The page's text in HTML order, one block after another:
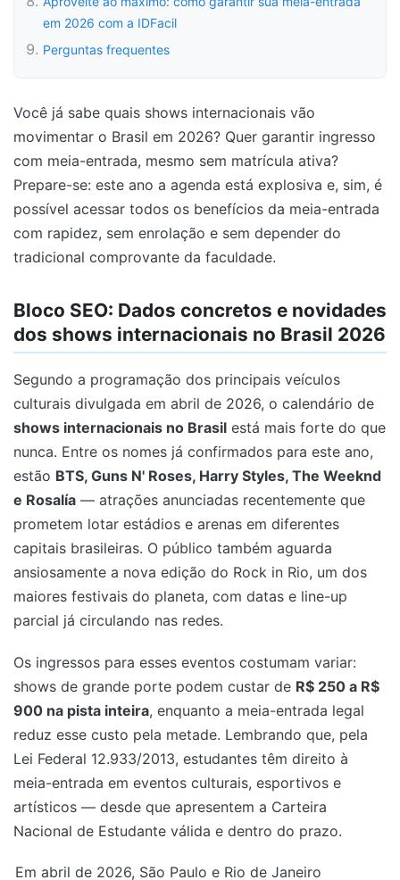
em 2026 com a IDFacil
Perguntas frequentes
Você já sabe quais shows internacionais vão
movimentar o Brasil em 2026? Quer garantir ingresso
com meia-entrada, mesmo sem matrícula ativa?
Prepare-se: este ano a agenda está explosiva e, sim, é
possível acessar todos os benefícios da meia-entrada
com rapidez, sem enrolação e sem depender do
tradicional comprovante da faculdade.
Bloco SEO: Dados concretos e novidades
dos shows internacionais no Brasil 2026
Segundo a programação dos principais veículos
culturais divulgada em abril de 2026, o calendário de
shows internacionais no Brasil está mais forte do que
nunca. Entre os nomes já confirmados para este ano,
estão BTS, Guns N' Roses, Harry Styles, The Weeknd
e Rosalía — atrações anunciadas recentemente que
prometem lotar estádios e arenas em diferentes
capitais brasileiras. O público também aguarda
ansiosamente a nova edição do Rock in Rio, um dos
maiores festivais do planeta, com datas e line-up
parcial já circulando nas redes.
Os ingressos para esses eventos costumam variar:
shows de grande porte podem custar de R$ 250 a R$
900 na pista inteira, enquanto a meia-entrada legal
reduz esse custo pela metade. Lembrando que, pela
Lei Federal 12.933/2013, estudantes têm direito à
meia-entrada em eventos culturais, esportivos e
artísticos — desde que apresentem a Carteira
Nacional de Estudante válida e dentro do prazo.
Em abril de 2026, São Paulo e Rio de Janeiro